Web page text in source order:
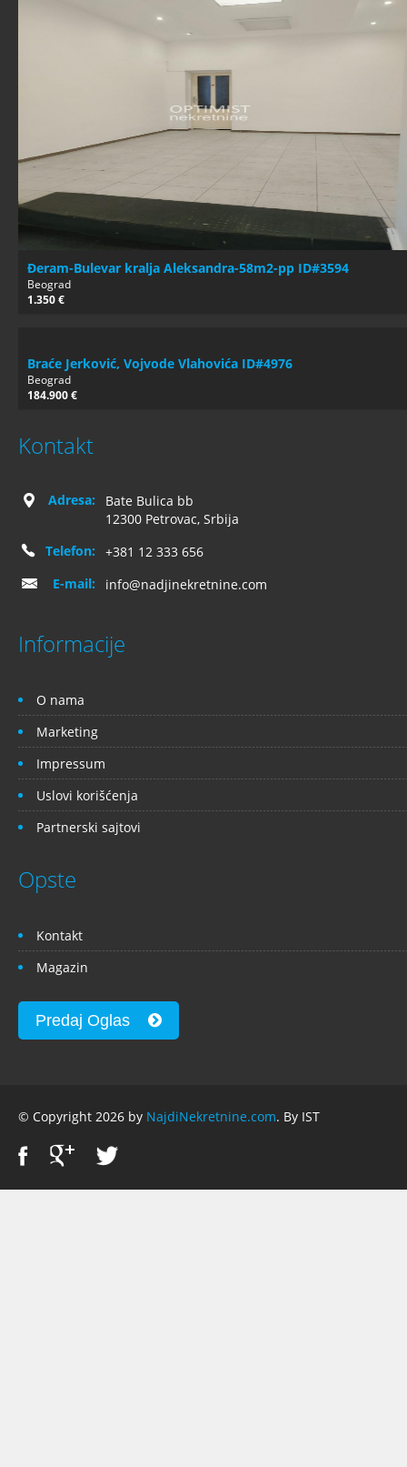
Đeram-Bulevar kralja Aleksandra-58m2-pp ID#3594
Beograd
1.350 €
Braće Jerković, Vojvode Vlahovića ID#4976
Beograd
184.900 €
Kontakt
Adresa:
Bate Bulica bb
12300 Petrovac, Srbija
Telefon:
+381 12 333 656
E-mail:
info@nadjinekretnine.com
Informacije
O nama
Marketing
Impressum
Uslovi korišćenja
Partnerski sajtovi
Opste
Kontakt
Magazin
Predaj Oglas
© Copyright 2026 by NajdiNekretnine.com. By IST